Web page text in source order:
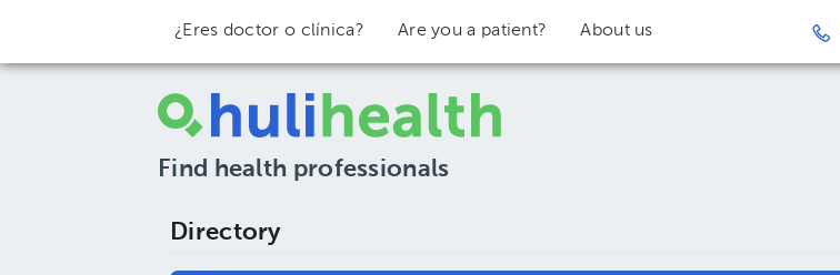
¿Eres doctor o clínica? Are you a patient? About us
Find health professionals
Directory